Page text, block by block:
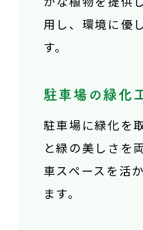
用し、環境に優
す。
駐車場の緑化
駐車場に緑化を
と緑の美しさを
車スペースを活
ます。